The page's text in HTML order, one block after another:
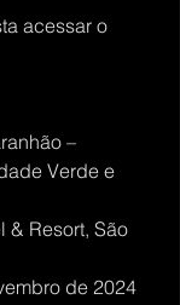
acessar o
–
Verde e
& Resort, São
de 2024